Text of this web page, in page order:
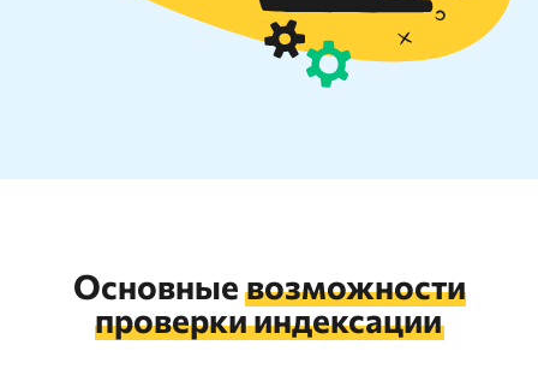
Основныевозможности
проверки индексации